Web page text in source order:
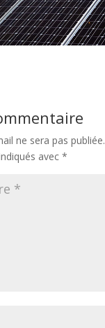
ne sera pas publiée.
avec *